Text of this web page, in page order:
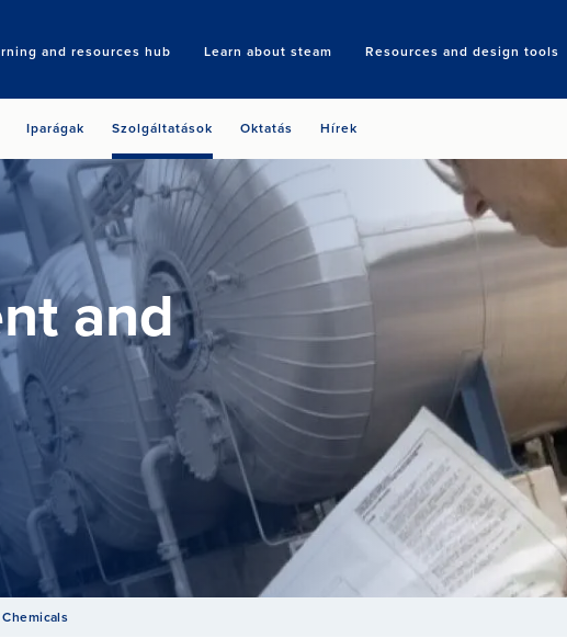
and resources hub Learn about steam Resources and design tools
Search
Iparágak Szolgáltatások Oktatás Hírek
and